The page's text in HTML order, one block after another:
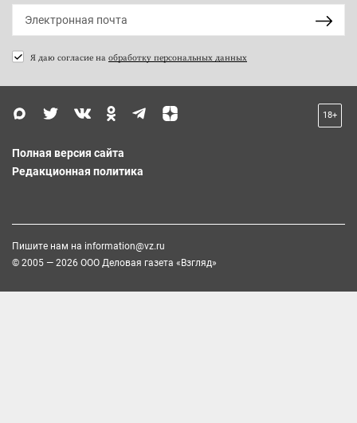
Я даю согласие на обработку персональных данных
18+
Полная версия сайта
Редакционная политика
Пишите нам на information@vz.ru
© 2005 — 2026 ООО Деловая газета «Взгляд»